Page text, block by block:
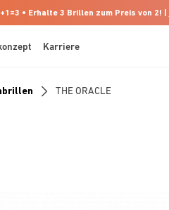
• Erhalte 3 Brillen zum Preis von 2! |
Karriere
THE ORACLE